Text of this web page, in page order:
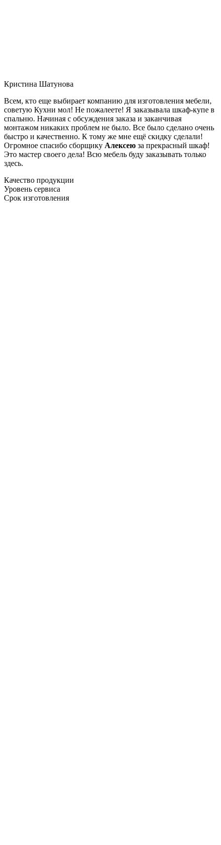
Кристина Шатунова
Всем, кто еще выбирает компанию для изготовления мебели,
советую Кухни мол! Не пожалеете! Я заказывала шкаф-купе в
спальню. Начиная с обсуждения заказа и заканчивая
монтажом никаких проблем не было. Все было сделано очень
быстро и качественно. К тому же мне ещё скидку сделали!
Огромное спасибо сборщику Алексею за прекрасный шкаф!
Это мастер своего дела! Всю мебель буду заказывать только
здесь.
Качество продукции
Уровень сервиса
Срок изготовления